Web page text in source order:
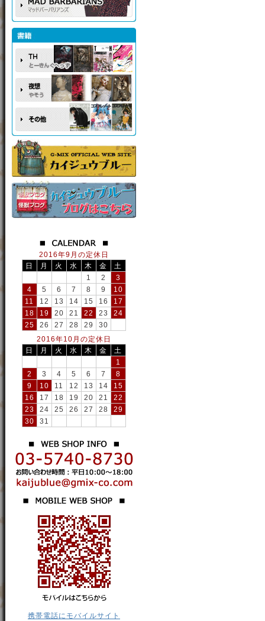
2016年9月の定休日
日
月 火 水 木 金
土
1
2
3
4
5 6 7 8 9
10
11
12 13 14 15 16
17
18
19 20 21 22 23
24
25
26 27 28 29
30
2016年10月の定休日
日
月 火 水 木 金
土
1
2
3 4 5 6 7
8
9
10 11 12 13 14
15
16
17 18 19 20 21
22
23
24 25 26 27 28
29
30
31
携帯電話にモバイルサイト